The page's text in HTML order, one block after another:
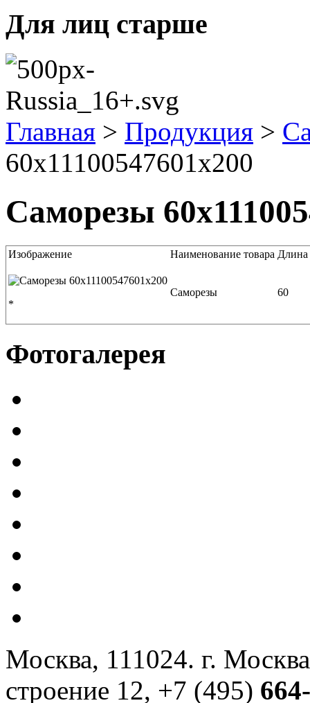
Для лиц старше
Главная > Продукция >
60x11100547601x200
Саморезы
Изображение Наименование товара Длина
*
Саморезы 60
Фотогалерея
Москва, 111024. г.
строение 12, +7 (495)